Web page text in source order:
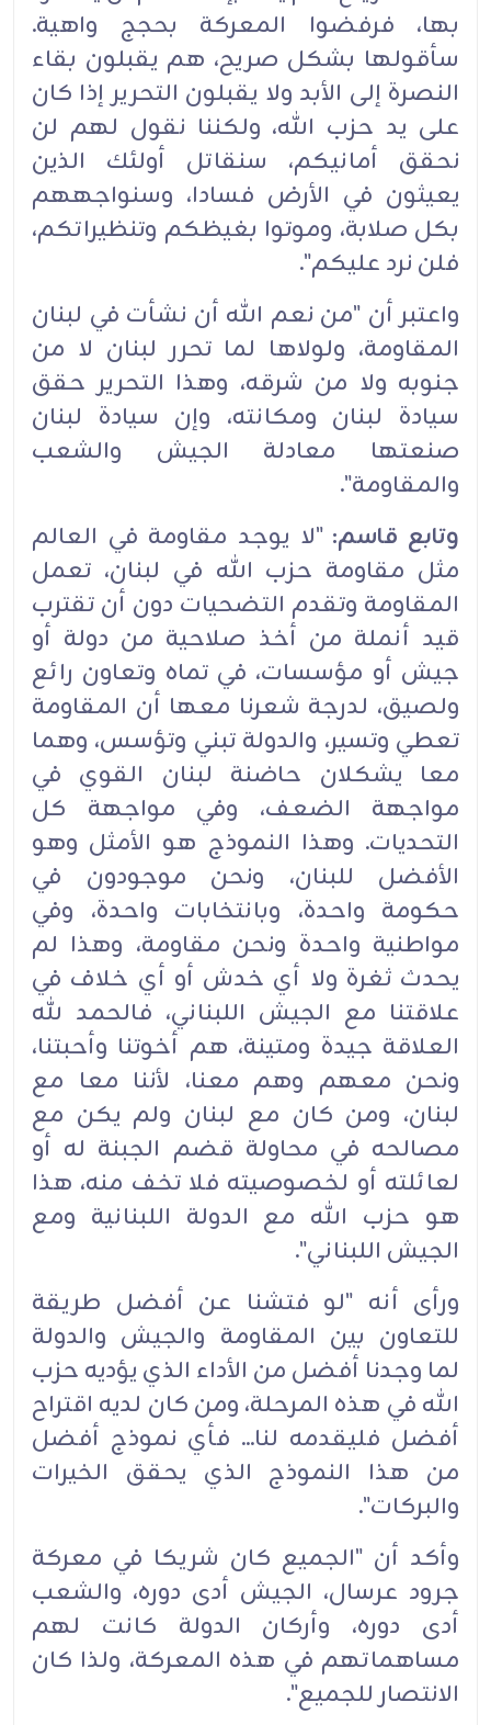
بها، فرفضوا المعركة بحجج واهية.
سأقولها بشكل صريح، هم يقبلون بقاء
النصرة إلى الأبد ولا يقبلون التحرير إذا كان
على يد حزب الله، ولكننا نقول لهم لن
نحقق أمانيكم، سنقاتل أولئك الذين
يعيثون في الأرض فسادا، وسنواجههم
بكل صلابة، وموتوا بغيظكم وتنظيراتكم،
فلن نرد عليكم".
واعتبر أن "من نعم الله أن نشأت في لبنان
المقاومة، ولولاها لما تحرر لبنان لا من
جنوبه ولا من شرقه، وهذا التحرير حقق
سيادة لبنان ومكانته، وإن سيادة لبنان
صنعتها معادلة الجيش والشعب
والمقاومة".
وتابع قاسم:"لا يوجد مقاومة في العالم
مثل مقاومة حزب الله في لبنان، تعمل
المقاومة وتقدم التضحيات دون أن تقترب
قيد أنملة من أخذ صلاحية من دولة أو
جيش أو مؤسسات، في تماه وتعاون رائع
ولصيق، لدرجة شعرنا معها أن المقاومة
تعطي وتسير، والدولة تبني وتؤسس، وهما
معا يشكلان حاضنة لبنان القوي في
مواجهة الضعف، وفي مواجهة كل
التحديات. وهذا النموذج هو الأمثل وهو
الأفضل للبنان، ونحن موجودون في
حكومة واحدة، وبانتخابات واحدة، وفي
مواطنية واحدة ونحن مقاومة، وهذا لم
يحدث ثغرة ولا أي خدش أو أي خلاف في
علاقتنا مع الجيش اللبناني، فالحمد لله
العلاقة جيدة ومتينة، هم أخوتنا وأحبتنا،
ونحن معهم وهم معنا، لأننا معا مع
لبنان، ومن كان مع لبنان ولم يكن مع
مصالحه في محاولة قضم الجبنة له أو
لعائلته أو لخصوصيته فلا تخف منه، هذا
هو حزب الله مع الدولة اللبنانية ومع
الجيش اللبناني".
ورأى أنه "لو فتشنا عن أفضل طريقة
للتعاون بين المقاومة والجيش والدولة
لما وجدنا أفضل من الأداء الذي يؤديه حزب
الله في هذه المرحلة، ومن كان لديه اقتراح
أفضل فليقدمه لنا... فأي نموذج أفضل
من هذا النموذج الذي يحقق الخيرات
والبركات".
وأكد أن "الجميع كان شريكا في معركة
جرود عرسال، الجيش أدى دوره، والشعب
أدى دوره، وأركان الدولة كانت لهم
مساهماتهم في هذه المعركة، ولذا كان
الانتصار للجميع".